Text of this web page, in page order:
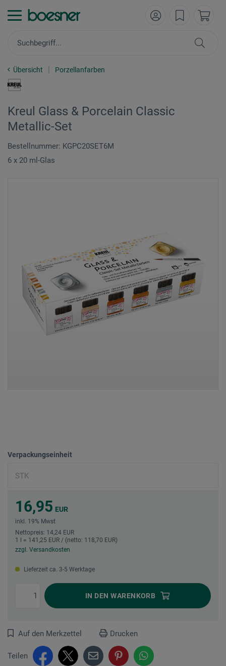
Übersicht Porzellanfarben
Kreul Glass & Porcelain Classic
Metallic-Set
Bestellnummer: KGPC20SET6M
6 x 20 ml-Glas
Verpackungseinheit
16,95 EUR
inkl. 19% Mwst
Nettopreis: 14,24 EUR
1 l = 141,25 EUR / (netto: 118,70 EUR)
zzgl. Versandkosten
Lieferzeit ca. 3-5 Werktage
IN DEN WARENKORB
Auf den Merkzettel Drucken
Teilen